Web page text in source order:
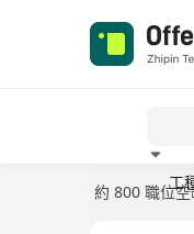
工
約 800 職位